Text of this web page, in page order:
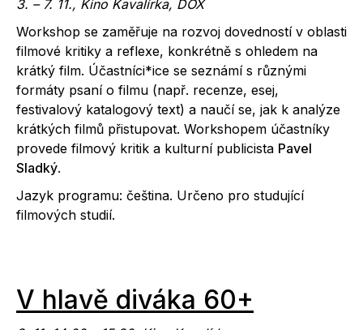
3. – 7. 11., Kino Kavalírka, DOX
Workshop se zaměřuje na rozvoj dovedností v oblasti
filmové kritiky a reflexe, konkrétně s ohledem na
krátký film. Účastníci*ice se seznámí s různými
formáty psaní o filmu (např. recenze, esej,
festivalový katalogový text) a naučí se, jak k analýze
krátkých filmů přistupovat. Workshopem účastníky
provede filmový kritik a kulturní publicista Pavel
Sladký.
Jazyk programu: čeština. Určeno pro studující
filmových studií.
V hlavě diváka 60+